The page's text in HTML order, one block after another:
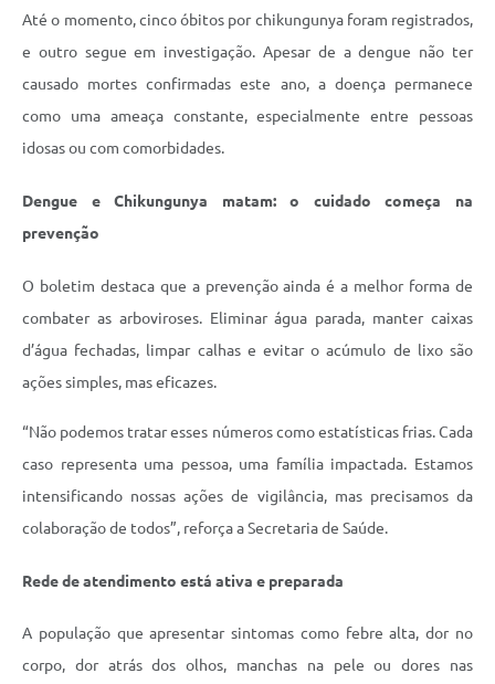
Até o momento, cinco óbitos por chikungunya foram registrados,
e outro segue em investigação. Apesar de a dengue não ter
causado mortes confirmadas este ano, a doença permanece
como uma ameaça constante, especialmente entre pessoas
idosas ou com comorbidades.
Dengue e Chikungunya matam: o cuidado começa na
prevenção
O boletim destaca que a prevenção ainda é a melhor forma de
combater as arboviroses. Eliminar água parada, manter caixas
d’água fechadas, limpar calhas e evitar o acúmulo de lixo são
ações simples, mas eficazes.
“Não podemos tratar esses números como estatísticas frias. Cada
caso representa uma pessoa, uma família impactada. Estamos
intensificando nossas ações de vigilância, mas precisamos da
colaboração de todos”, reforça a Secretaria de Saúde.
Rede de atendimento está ativa e preparada
A população que apresentar sintomas como febre alta, dor no
corpo, dor atrás dos olhos, manchas na pele ou dores nas